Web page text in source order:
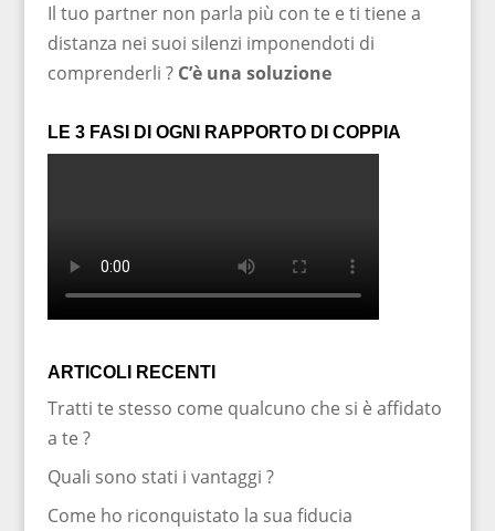
Il tuo partner non parla più con te e ti tiene a
distanza nei suoi silenzi imponendoti di
comprenderli ? C’è una soluzione
LE 3 FASI DI OGNI RAPPORTO DI COPPIA
ARTICOLI RECENTI
Tratti te stesso come qualcuno che si è affidato
a te ?
Quali sono stati i vantaggi ?
Come ho riconquistato la sua fiducia